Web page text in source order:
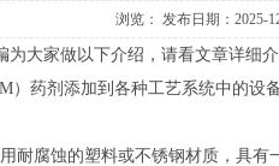
浏览： 发布日期：2025-
为大家做以下介绍，请看文章详细
药剂添加到各种工艺系统中的设
腐蚀的塑料或不锈钢材质，具有